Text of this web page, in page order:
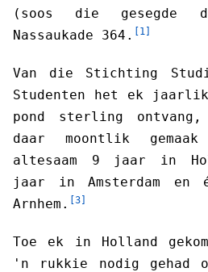
(soos die gesegde
Nassaukade 364.
[1]
Van die Stichting
Studenten het ek
pond sterling
daar moontlik
altesaam 9 jaar in
jaar in Amsterdam en
Arnhem.
[3]
Toe ek in Holland
'n rukkie nodig gehad